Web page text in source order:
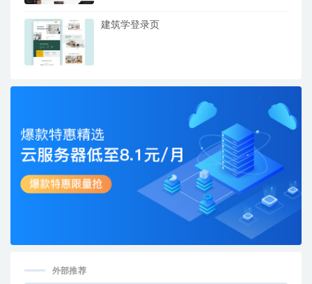
建筑学登录页
外部推荐